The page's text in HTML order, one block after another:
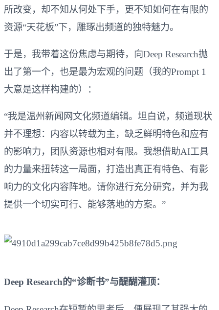
所改变，却不知从何处下手，更不知如何在有限的
资源“天花板”下，雕琢出频道的独特魅力。
于是，我带着这份焦虑与期待，向Deep Research抛
出了第一个，也是最为宏观的问题（我的Prompt 1
大意是这样构建的）：
“我是温州新闻网文化频道编辑。坦白说，频道现状
并不理想：内容以转载为主，缺乏鲜明特色和应有
的影响力，团队资源也相对有限。我想借助AI工具
的力量来扭转这一局面，打造出真正有特色、有影
响力的文化内容阵地。请你进行充分研究，并为我
提供一个切实可行、能够落地的方案。”
Deep Research的“诊断书”与醍醐灌顶：